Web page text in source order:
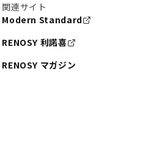
関連サイト
Modern Standard
RENOSY 利諾喜
RENOSY マガジン